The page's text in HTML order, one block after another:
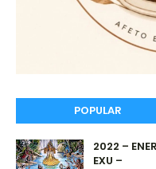
POPULAR
2022 –
EXU –